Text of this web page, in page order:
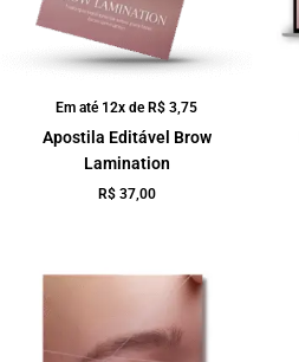
Em até 12x de R$ 3,75
Apostila Editável Brow
Lamination
R$37,00